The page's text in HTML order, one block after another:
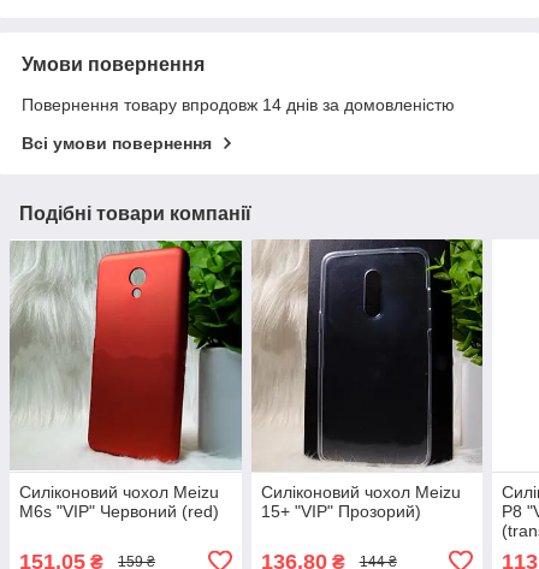
Умови повернення
Повернення товару впродовж 14 днів за домовленістю
Всі умови повернення
Подібні товари компанії
Силіконовий чохол Meizu
M6s "VIP" Червоний (red)
151,05 ₴ 159 ₴
Силіконовий чохол Meizu
15+ "VIP" Прозорий)
136,80₴ 144 ₴
P8